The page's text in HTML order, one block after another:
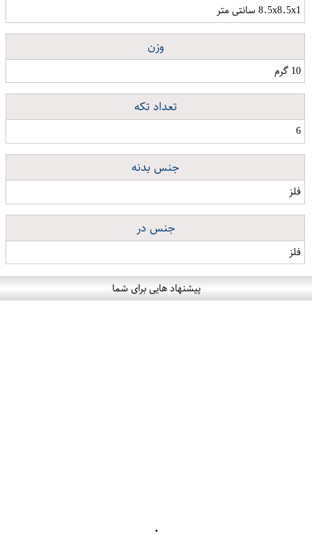
8.5x8.5x1 سانتی متر
وزن
10 گرم
تعداد تکه
6
جنس بدنه
فلز
جنس در
فلز
پیشنهاد هایی برای شما